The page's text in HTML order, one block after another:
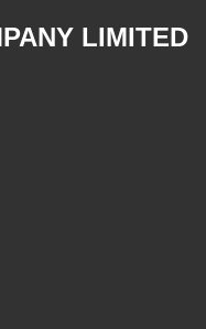
LIMITED